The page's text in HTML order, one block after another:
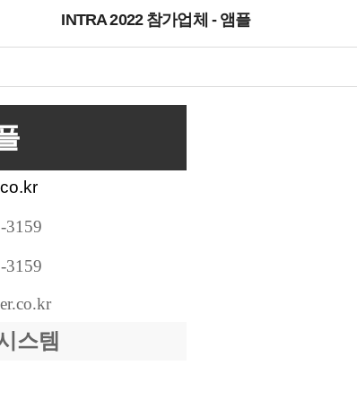
INTRA 2022 참가업체 - 앰플
3159
3159
스템